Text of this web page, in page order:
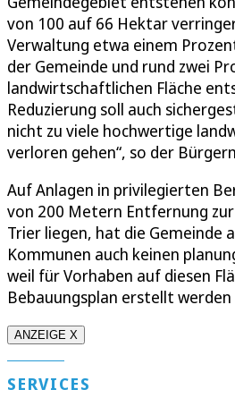
von 100 auf 66 Hektar
Verwaltung etwa einem
der Gemeinde und rund zwei
landwirtschaftlichen Fläche
Reduzierung soll auch
nicht zu viele hochwertige
verloren gehen“, so der
Auf Anlagen in privilegierten
von 200 Metern Entfernung
Trier liegen, hat die Gemeinde
Kommunen auch keinen
weil für Vorhaben auf diesen
Bebauungsplan erstellt werden
ANZEIGE X
SERVICES